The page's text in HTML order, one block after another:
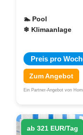
🏊 Pool
❄ Klimaanlage
Preis pro
Zum Angebot
Ein Partner-Angebot von
ab 321 EUR/Tag